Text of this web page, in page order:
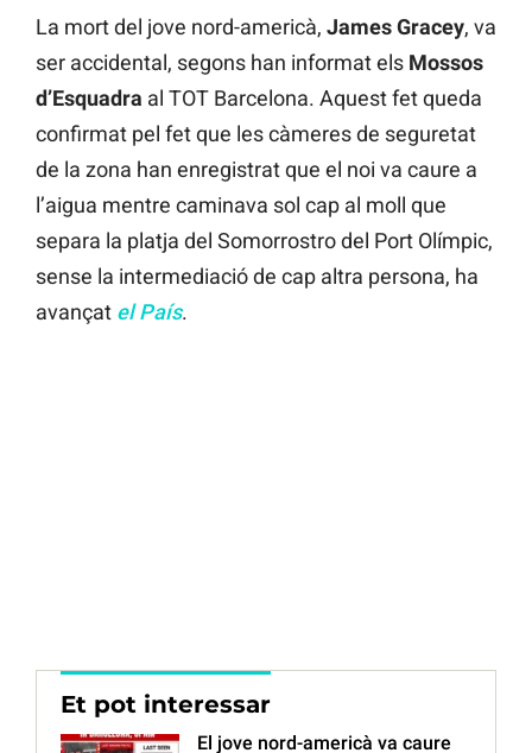
La mort del jove nord-americà, James Gracey, va
ser accidental, segons han informat els Mossos
d’Esquadra al TOT Barcelona. Aquest fet queda
confirmat pel fet que les càmeres de seguretat
de la zona han enregistrat que el noi va caure a
l’aigua mentre caminava sol cap al moll que
separa la platja del Somorrostro del Port Olímpic,
sense la intermediació de cap altra persona, ha
avançat el País.
Et pot interessar
El jove nord-americà va caure